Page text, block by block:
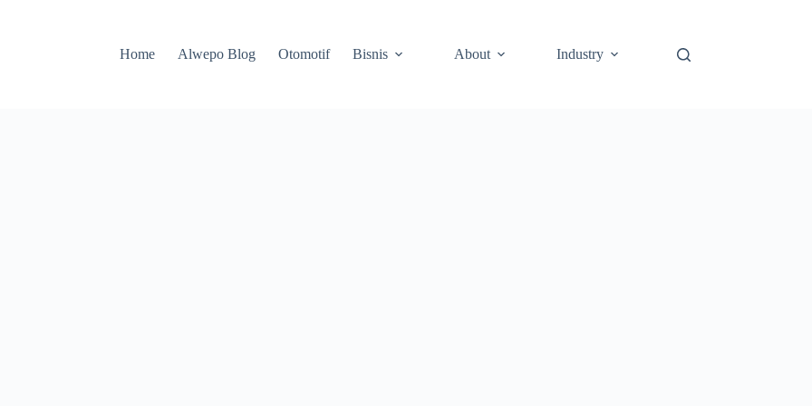
Home
Alwepo Blog Otomotif Bisnis About Industry